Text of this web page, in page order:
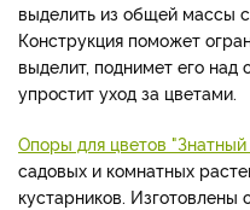
выделить из общей массы
Конструкция поможет
выделит, поднимет его
упростит уход за цветами.
Опоры для цветов "Знатный
садовых и комнатных
кустарников. Изготовлены